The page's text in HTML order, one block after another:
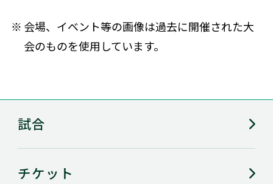
会場、イベント等の画像は過去に開催された大
会のものを使用しています。
試合
チケット